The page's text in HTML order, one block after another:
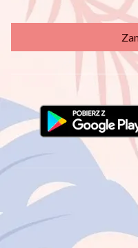
Polityka
Zgody marketingowe
Panel Administratora
Uruchom zamówienia